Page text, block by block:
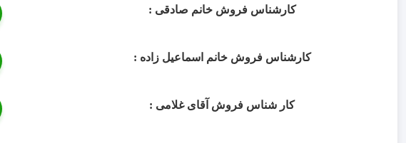
کارشناس فروش خانم صادقی :
کارشناس فروش خانم اسماعیل زاده :
کار شناس فروش آقای غلامی :